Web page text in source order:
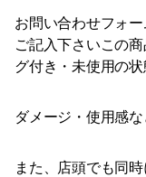
お問い合わせフォ
ご記入下さいこの
グ付き・未使用の
ダメージ・使用感
また、店頭でも同